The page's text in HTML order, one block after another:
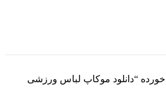
“دانلود موکاپ لباس ورزشی